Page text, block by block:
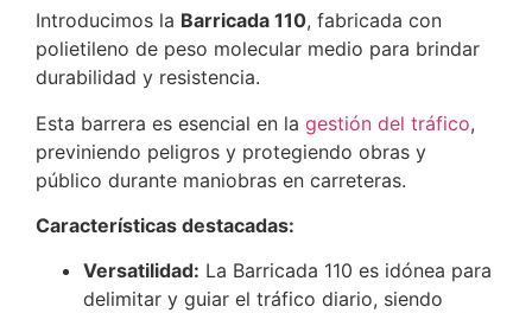
Introducimos la Barricada 110, fabricada con
polietileno de peso molecular medio para brindar
durabilidad y resistencia.
Esta barrera es esencial en la gestión del tráfico,
previniendo peligros y protegiendo obras y
público durante maniobras en carreteras.
Características destacadas:
Versatilidad: La Barricada 110 es idónea para
delimitar y guiar el tráfico diario, siendo